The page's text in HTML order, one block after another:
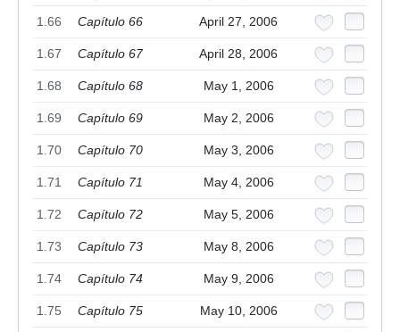
1.66 Capítulo 66 April 27, 2006
1.67 Capítulo 67 April 28, 2006
1.68 Capítulo 68 May 1, 2006
1.69 Capítulo 69 May 2, 2006
1.70 Capítulo 70 May 3, 2006
1.71 Capítulo 71 May 4, 2006
1.72 Capítulo 72 May 5, 2006
1.73 Capítulo 73 May 8, 2006
1.74 Capítulo 74 May 9, 2006
1.75 Capítulo 75 May 10, 2006